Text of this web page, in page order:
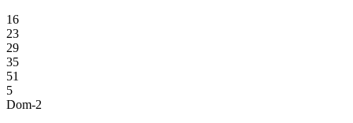
16
23
29
35
51
5
Dom-2